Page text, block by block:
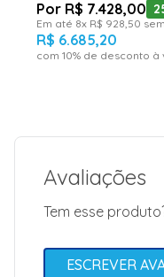
R$ 7.428,00
Em até 8x R$ 928 50
R$ 6.685,20
com10% de desconto à
Avaliações
Tem esse
ESCREVER